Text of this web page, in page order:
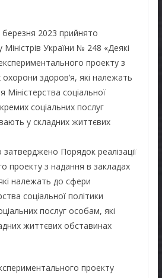
2023 прийнято
України № 248 «Деякі
проекту з
здоров’я, які належать
Міністерства соціальної
соціальних послуг
у складних життєвих
Порядок реалізації
проекту з надання в закладах
належать до сфери
соціальної політики
послуг особам, які
життєвих обставинах
проекту